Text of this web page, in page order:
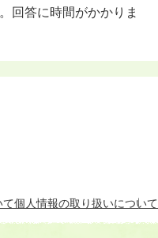
。回答に時間がかかりま
て個人情報の取り扱いについて